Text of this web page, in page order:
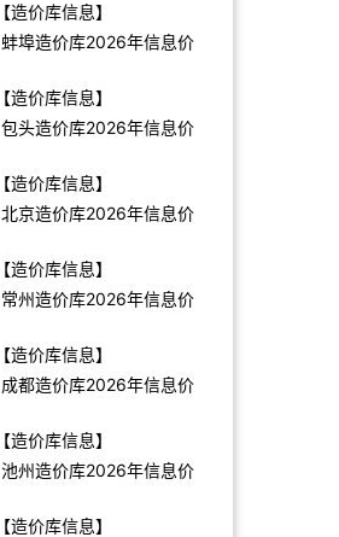
【造价库信息】
蚌埠造价库2026年信息价
【造价库信息】
包头造价库2026年信息价
【造价库信息】
北京造价库2026年信息价
【造价库信息】
常州造价库2026年信息价
【造价库信息】
成都造价库2026年信息价
【造价库信息】
池州造价库2026年信息价
【造价库信息】